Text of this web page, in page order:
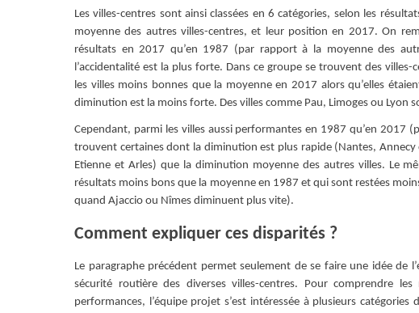
Les villes-centres sont ainsi classées en 6 catégories, selon les
moyenne des autres villes-centres, et leur position en 2017. On
résultats en 2017 qu’en 1987 (par rapport à la moyenne des
l’accidentalité est la plus forte. Dans ce groupe se trouvent des
les villes moins bonnes que la moyenne en 2017 alors qu’elles
diminution est la moins forte. Des villes comme Pau, Limoges ou Lyon
Cependant, parmi les villes aussi performantes en 1987 qu’en 2017
trouvent certaines dont la diminution est plus rapide (Nantes,
Etienne et Arles) que la diminution moyenne des autres villes. Le
résultats moins bons que la moyenne en 1987 et qui sont restées
quand Ajaccio ou Nîmes diminuent plus vite).
Comment expliquer ces disparités ?
Le paragraphe précédent permet seulement de se faire une idée de
sécurité routière des diverses villes-centres. Pour comprendre
performances, l’équipe projet s’est intéressée à plusieurs